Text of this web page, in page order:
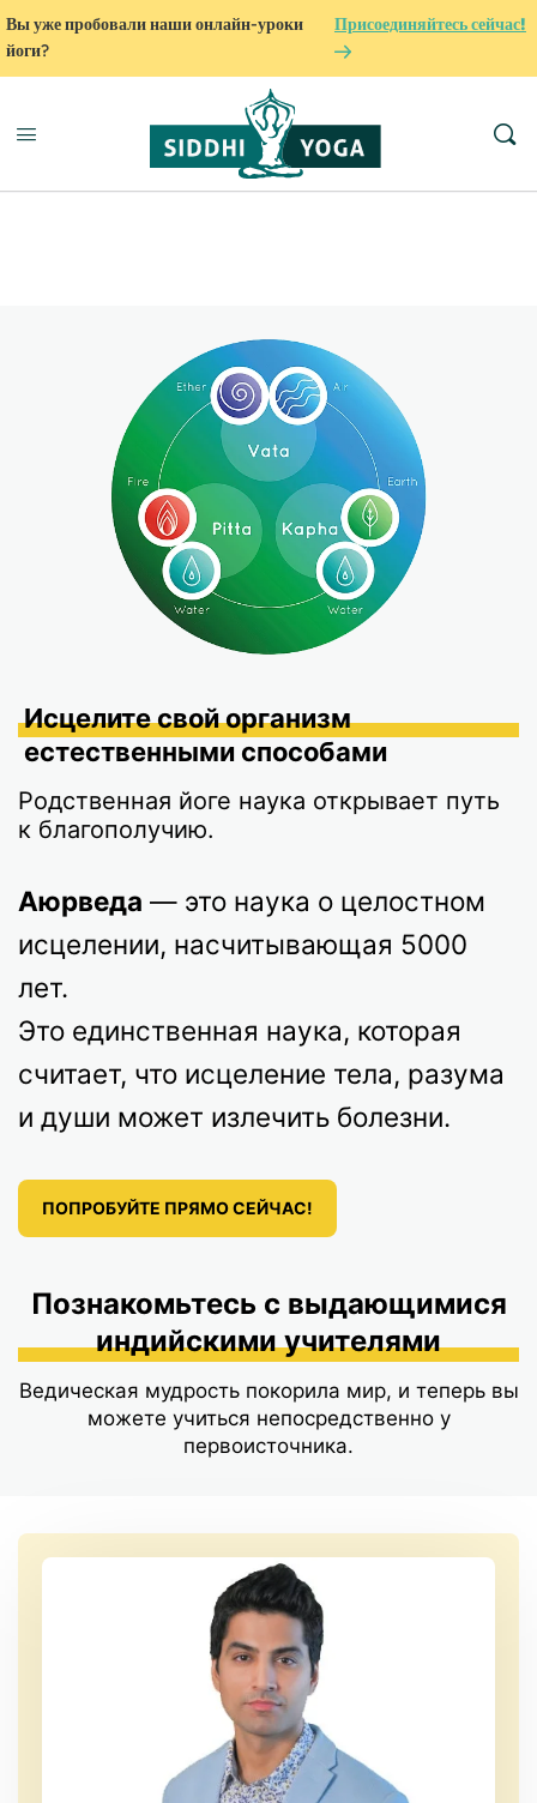
Вы уже пробовали наши онлайн-уроки
йоги?
Присоединяйтесь сейчас!
Исцелите свой организм
естественными способами
Родственная йоге наука открывает путь
к благополучию.
Аюрведа — это наука о целостном
исцелении, насчитывающая 5000
лет.
Это единственная наука, которая
считает, что исцеление тела, разума
и души может излечить болезни.
ПОПРОБУЙТЕ ПРЯМО СЕЙЧАС!
Познакомьтесь с выдающимися
индийскими учителями
Ведическая мудрость покорила мир, и теперь вы
можете учиться непосредственно у
первоисточника.